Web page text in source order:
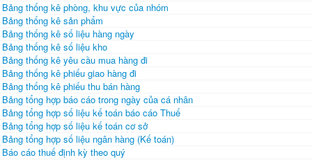
Bảng thống kê phòng, khu vực của nhóm
Bảng thống kê sản phẩm
Bảng thống kê số liệu hàng ngày
Bảng thống kê số liệu kho
Bảng thống kê yêu cầu mua hàng đi
Bảng thống kê phiếu giao hàng đi
Bảng thống kê phiếu thu bán hàng
Bảng tổng hợp báo cáo trong ngày của cá nhân
Bảng tổng hợp số liệu kế toán báo cáo Thuế
Bảng tổng hợp số liệu kế toán cơ sở
Bảng tổng hợp số liệu ngân hàng (Kế toán)
Báo cáo thuế định kỳ theo quý